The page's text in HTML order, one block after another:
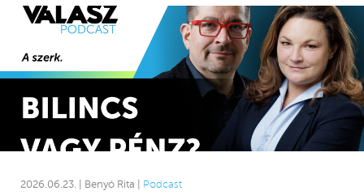
2026.06.23. | Benyó Rita | Podcast